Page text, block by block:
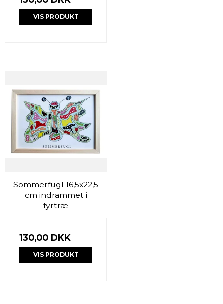
VIS PRODUKT
Sommerfugl 16,5x22,5
cm indrammet i
fyrtræ
130,00 DKK
VIS PRODUKT